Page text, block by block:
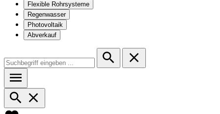
Flexible Rohrsysteme
Regenwasser
Photovoltaik
Abverkauf